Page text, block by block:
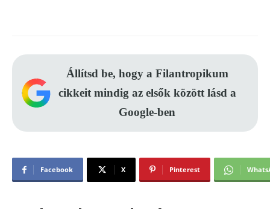
Állítsd be, hogy a Filantropikum
cikkeit mindig az elsők között lásd a
Google-ben
Facebook X Pinterest